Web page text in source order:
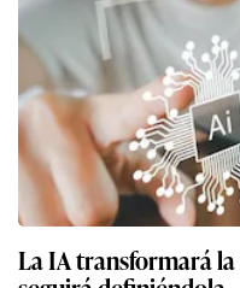
La IA transformará